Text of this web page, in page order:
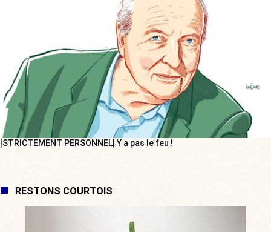
[STRICTEMENT PERSONNEL] Y a pas le feu !
RESTONS COURTOIS